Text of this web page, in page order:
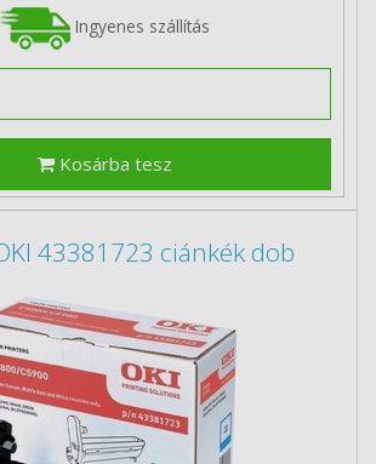
Ingyenes szállítás
Kosárba tesz
43381723 ciánkék dob